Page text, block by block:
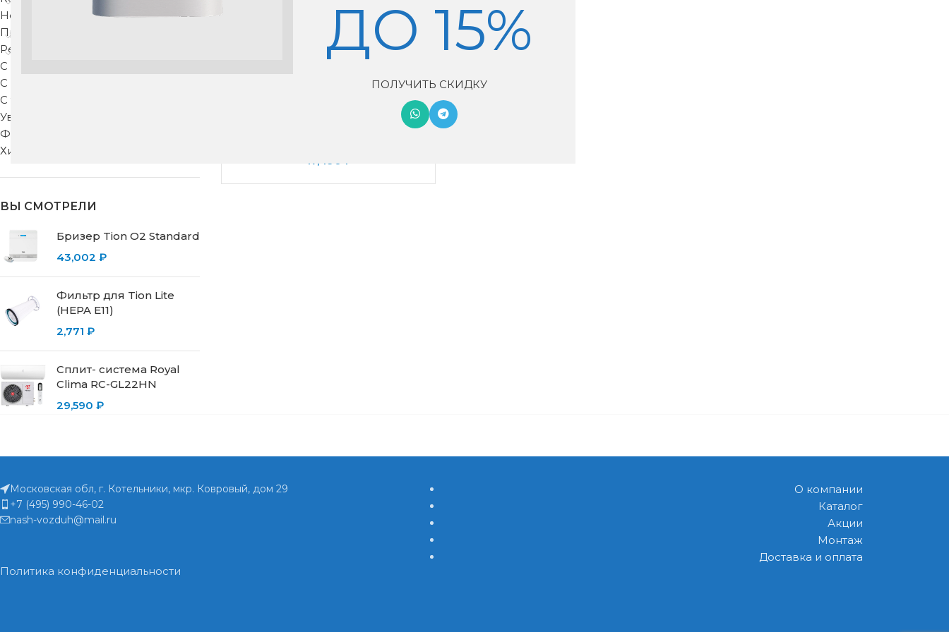
ДО 15%
ПОЛУЧИТЬ СКИДКУ
Недорогие
Приточные клапаны
Рекуператоры
С защитой от запахов
С подогревом
С тонкой фильтрацией
Увлажнители воздуха
Фильтры для вентиляции
Хиты продаж
ВЫ СМОТРЕЛИ
Бризер Tion O2 Standard
43,002 ₽
Фильтр для Tion Lite
(HEPA E11)
2,771 ₽
Сплит- система Royal
Clima RC-GL22HN
29,590 ₽
Бризер Ballu ONEAIR ASP-200P
47,490 ₽
Московская обл, г. Котельники, мкр. Ковровый, дом 29
+7 (495) 990-46-02
nash-vozduh@mail.ru
Политика конфиденциальности
О компании
Каталог
Акции
Монтаж
Доставка и оплата